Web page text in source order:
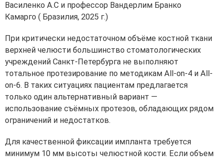
Василенко А.С и профессор Вандерлим Бранко
Камарго ( Бразилия, 2025 г.)
При критически недостаточном объёме костной ткани
верхней челюсти большинство стоматологических
учреждений Санкт-Петербурга не выполняют
тотальное протезирование по методикам All-on-4 и All-
on-6. В таких ситуациях пациентам предлагается
только один альтернативный вариант —
использование съёмных протезов, обладающих рядом
ограничений и недостатков.
Для качественной фиксации импланта требуется
минимум 10 мм высоты челюстной кости. Если объем